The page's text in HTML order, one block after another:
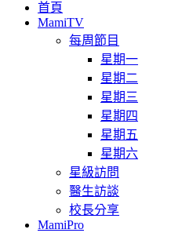
首頁
MamiTV
每周節目
星期一
星期二
星期三
星期四
星期五
星期六
星級訪問
醫生訪談
校長分享
MamiPro